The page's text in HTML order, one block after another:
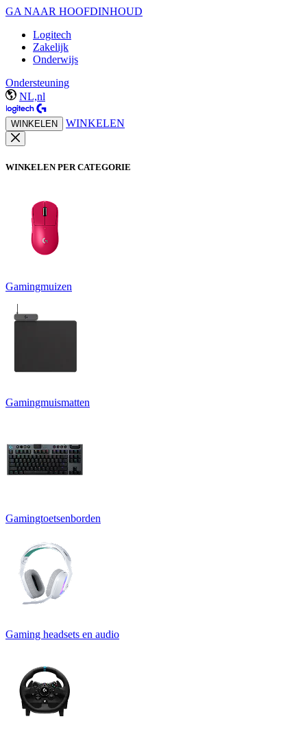
GA NAAR HOOFDINHOUD
Logitech
Zakelijk
Onderwijs
Ondersteuning
NL,nl
WINKELEN WINKELEN
WINKELEN PER CATEGORIE
Gamingmuizen
Gamingmuismatten
Gamingtoetsenborden
Gaming headsets en audio